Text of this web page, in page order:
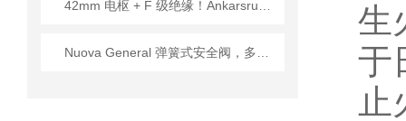
生
于